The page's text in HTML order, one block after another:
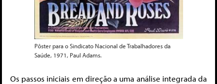
Pôster para o Sindicato Nacional de Trabalhadores da
Saúde, 1971, Paul Adams.
Os passos iniciais em direção a uma análise integrada da